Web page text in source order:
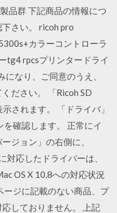
品群 下記商品の情報につ
さい。 ricoh pro
カラーコントローラ
tg4 rpcsプリンタードライ
なり、ご同意のうえ、
ださい。 「Ricoh SD
されます。 「ドライバ」
確認します。 正常にイ
ジョン」の右側に、
対応したドライバーは、
OS X 10.8への対応状況
ージに記載のない商品、プ
しておりません。 上記